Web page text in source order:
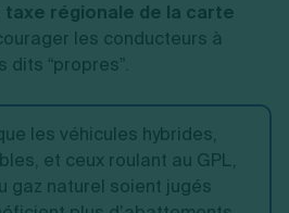
taxe régionale de la carte
les conducteurs à
dits “propres”.
les véhicules hybrides,
et ceux roulant au GPL,
gaz naturel soient jugés